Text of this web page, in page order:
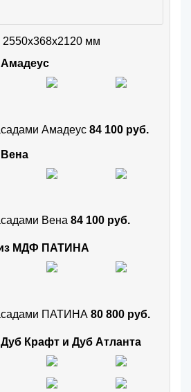
мм
Амадеус 84 100 руб.
Вена 84 100 руб.
МДФ ПАТИНА
ПАТИНА 80 800 руб.
Крафт и Дуб Атланта